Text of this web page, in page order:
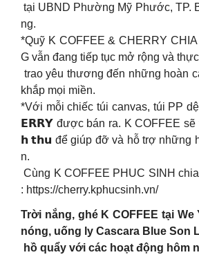
tại UBND Phường Mỹ Phước, TP.
ng.
*Quỹ K COFFEE & CHERRY
G vẫn đang tiếp tục mở rộng và
trao yêu thương đến những hoàn
khắp mọi miền.
*Với mỗi chiếc túi canvas, túi PP
𝗘𝗥𝗥𝗬 được bán ra. K COFFEE
𝗵 𝘁𝗵𝘂 để giúp đỡ và hỗ trợ những
n.
Cùng K COFFEE PHUC SINH
: https://cherry.kphucsinh.vn/
Trời nắng, ghé K COFFEE tại We
nóng, uống ly Cascara Blue Son
hồ quẩy với các hoạt động hôm